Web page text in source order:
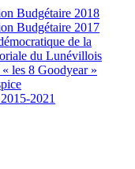
Budgétaire 2018
Budgétaire 2017
de la
du Lunévillois
les 8 Goodyear »
2021